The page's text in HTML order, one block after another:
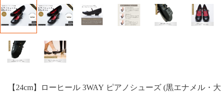
【24cm】ローヒール 3WAY ピアノシューズ (黒エナメル・大